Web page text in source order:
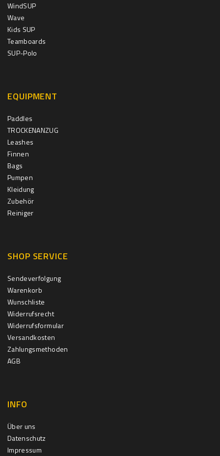
WindSUP
Wave
Kids SUP
Teamboards
SUP-Polo
EQUIPMENT
Paddles
TROCKENANZUG
Leashes
Finnen
Bags
Pumpen
Kleidung
Zubehör
Reiniger
SHOP SERVICE
Sendeverfolgung
Warenkorb
Wunschliste
Widerrufsrecht
Widerrufsformular
Versandkosten
Zahlungsmethoden
AGB
INFO
Über uns
Datenschutz
Impressum